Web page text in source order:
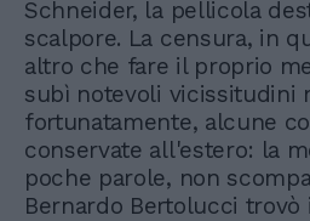
Schneider, la pellicola
scalpore. La censura, in
altro che fare il proprio
subì notevoli vicissitudini
fortunatamente, alcune
conservate all'estero: la
poche parole, non
Bernardo Bertolucci